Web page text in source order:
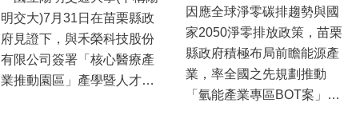
明交大)7月31日在苗栗縣政
府見證下，與禾榮科技股份
有限公司簽署「核心醫療產
業推動園區」產學暨人才培
因應全球淨零碳排趨勢與國
家2050淨零排放政策，苗栗
縣政府積極布局前瞻能源產
業，率全國之先規劃推動
「氫能產業專區BOT案」，